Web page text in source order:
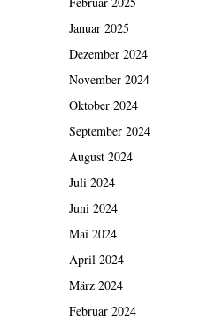
Januar 2025
Dezember 2024
November 2024
Oktober 2024
September 2024
August 2024
Juli 2024
Juni 2024
Mai 2024
April 2024
März 2024
Februar 2024